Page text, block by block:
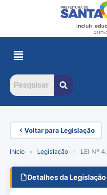
Voltar para Legislação
Início » Legislação » LEI Nº
Detalhes da Legislação